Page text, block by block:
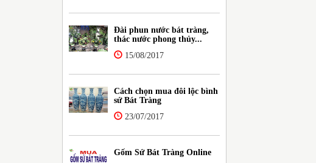
Đài phun nước bát tràng,
thác nước phong thủy...
15/08/2017
Cách chọn mua đôi lộc bình
sứ Bát Tràng
23/07/2017
Gốm Sứ Bát Tràng Online